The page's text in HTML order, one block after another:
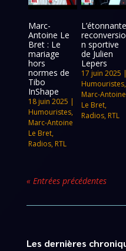
Marc-
Antoine Le
Bret : Le
mariage
hors
normes de
Tibo
InShape
18 juin 2025 |
Humouristes,
Marc-Antoine
Le Bret,
Radios, RTL
L’étonnante
reconversio
n sportive
de Julien
Lepers
17 juin 2025 |
Humouristes,
Marc-Antoine
Le Bret,
Radios, RTL
« Entrées précédentes
Les dernières